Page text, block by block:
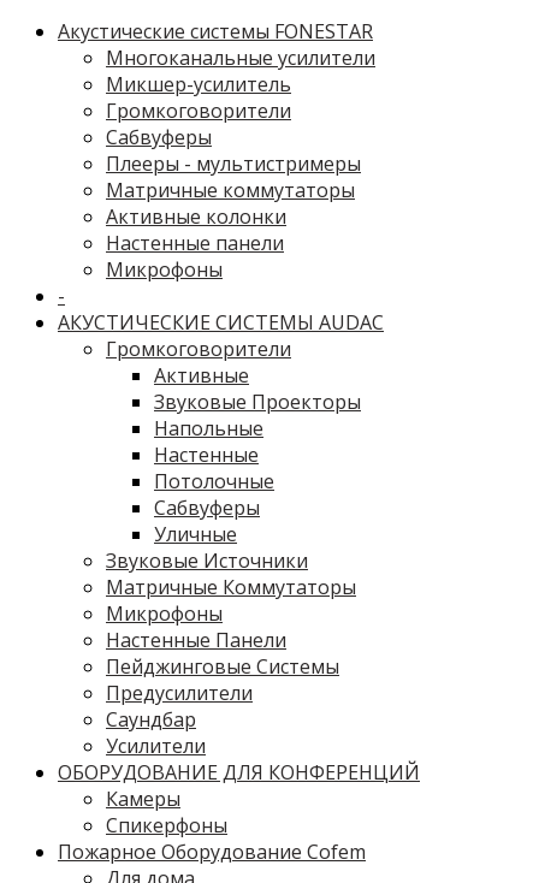
Акустические системы FONESTAR
Многоканальные усилители
Микшер-усилитель
Громкоговорители
Сабвуферы
Плееры - мультистримеры
Матричные коммутаторы
Активные колонки
Настенные панели
Микрофоны
-
АКУСТИЧЕСКИЕ СИСТЕМЫ AUDAC
Громкоговорители
Активные
Звуковые Проекторы
Напольные
Настенные
Потолочные
Сабвуферы
Уличные
Звуковые Источники
Матричные Коммутаторы
Микрофоны
Настенные Панели
Пейджинговые Системы
Предусилители
Саундбар
Усилители
ОБОРУДОВАНИЕ ДЛЯ КОНФЕРЕНЦИЙ
Камеры
Спикерфоны
Пожарное Оборудование Cofem